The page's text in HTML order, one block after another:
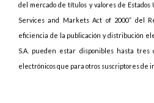
del mercado de títulos y valores de Estados
Services and Markets Act of 2000” del
eficiencia de la publicación y distribución
S.A. pueden estar disponibles hasta
electrónicos que para otros suscriptores de